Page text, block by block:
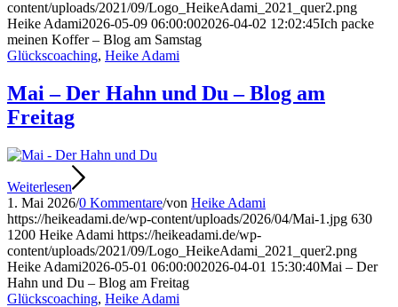
content/uploads/2021/09/Logo_HeikeAdami_2021_quer2.png
Heike Adami2026-05-09 06:00:002026-04-02 12:02:45Ich packe
meinen Koffer – Blog am Samstag
Glückscoaching, Heike Adami
Mai – Der Hahn und Du – Blog am
Freitag
Weiterlesen
1. Mai 2026/0 Kommentare/von Heike Adami
https://heikeadami.de/wp-content/uploads/2026/04/Mai-1.jpg 630
1200 Heike Adami https://heikeadami.de/wp-
content/uploads/2021/09/Logo_HeikeAdami_2021_quer2.png
Heike Adami2026-05-01 06:00:002026-04-01 15:30:40Mai – Der
Hahn und Du – Blog am Freitag
Glückscoaching, Heike Adami